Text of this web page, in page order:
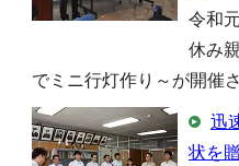
令和
休み
でミニ行灯作り～が開催
迅
状を